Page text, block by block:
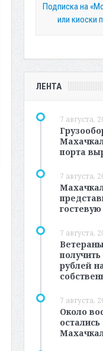
Подписка на
или киоски
ЛЕНТА
7 августа,
порта
7 августа,
7 августа,
рублей
7 августа,
Около
остались